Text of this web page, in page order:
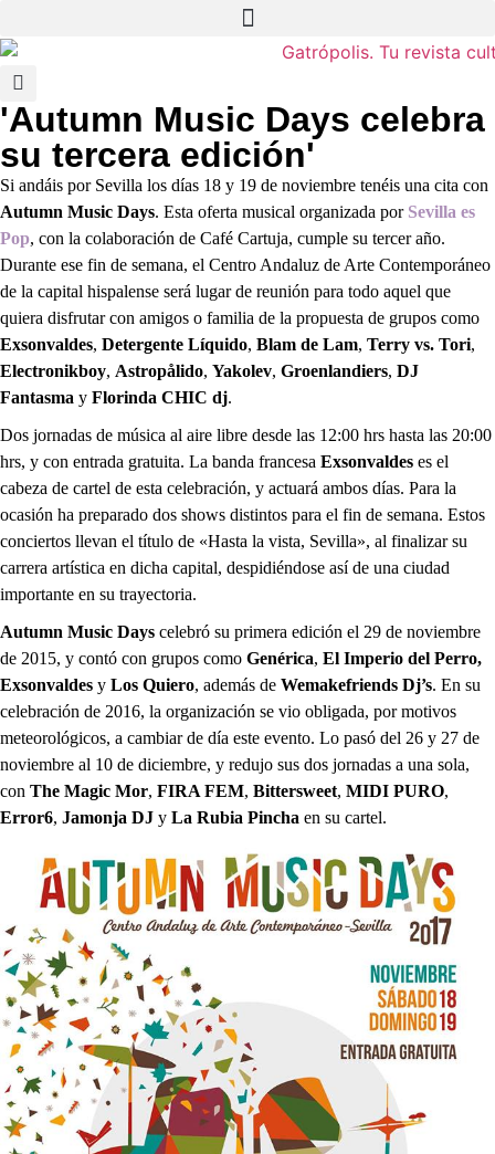
'Autumn Music Days celebra
su tercera edición'
Si andáis por Sevilla los días 18 y 19 de noviembre tenéis una cita con
Autumn Music Days. Esta oferta musical organizada por Sevilla es
Pop, con la colaboración de Café Cartuja, cumple su tercer año.
Durante ese fin de semana, el Centro Andaluz de Arte Contemporáneo
de la capital hispalense será lugar de reunión para todo aquel que
quiera disfrutar con amigos o familia de la propuesta de grupos como
Exsonvaldes, Detergente Líquido, Blam de Lam, Terry vs. Tori,
Electronikboy, Astropålido, Yakolev, Groenlandiers, DJ
Fantasma y Florinda CHIC dj.
Dos jornadas de música al aire libre desde las 12:00 hrs hasta las 20:00
hrs, y con entrada gratuita. La banda francesa Exsonvaldes es el
cabeza de cartel de esta celebración, y actuará ambos días. Para la
ocasión ha preparado dos shows distintos para el fin de semana. Estos
conciertos llevan el título de «Hasta la vista, Sevilla», al finalizar su
carrera artística en dicha capital, despidiéndose así de una ciudad
importante en su trayectoria.
Autumn Music Days celebró su primera edición el 29 de noviembre
de 2015, y contó con grupos como Genérica, El Imperio del Perro,
Exsonvaldes y Los Quiero, además de Wemakefriends Dj’s. En su
celebración de 2016, la organización se vio obligada, por motivos
meteorológicos, a cambiar de día este evento. Lo pasó del 26 y 27 de
noviembre al 10 de diciembre, y redujo sus dos jornadas a una sola,
con The Magic Mor, FIRA FEM, Bittersweet, MIDI PURO,
Error6, Jamonja DJ y La Rubia Pincha en su cartel.